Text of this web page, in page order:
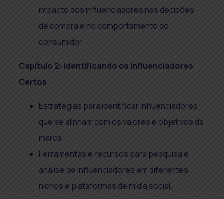
impacto dos influenciadores nas decisões
de compra e no comportamento do
consumidor.
Capítulo 2: Identificando os Influenciadores
Certos
Estratégias para identificar influenciadores
que se alinham com os valores e objetivos da
marca.
Ferramentas e recursos para pesquisa e
análise de influenciadores em diferentes
nichos e plataformas de mídia social.